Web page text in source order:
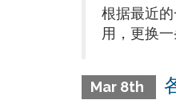
根据最近
用，更换一
Mar 8th